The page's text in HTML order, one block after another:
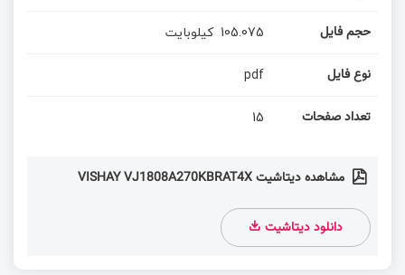
حجم فایل 105.075 کیلوبایت
نوع فایل pdf
تعداد صفحات 15
مشاهده دیتاشیت VISHAY VJ1808A270KBRAT4X
دانلود دیتاشیت